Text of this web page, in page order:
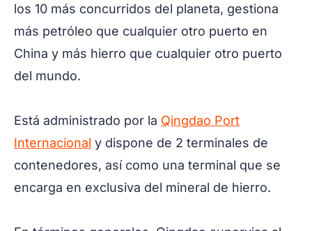
los 10 más concurridos del planeta, gestiona
más petróleo que cualquier otro puerto en
China y más hierro que cualquier otro puerto
del mundo.
Está administrado por la Qingdao Port
Internacional y dispone de 2 terminales de
contenedores, así como una terminal que se
encarga en exclusiva del mineral de hierro.